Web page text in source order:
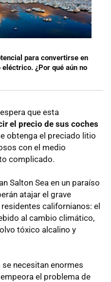
para convertirse en
¿Por qué aún no
que esta
el precio de sus coches
obtenga el preciado litio
con el medio
complicado.
Salton Sea en un paraíso
atajar el grave
californianos: el
al cambio climático,
tóxico alcalino y
necesitan enormes
el problema de